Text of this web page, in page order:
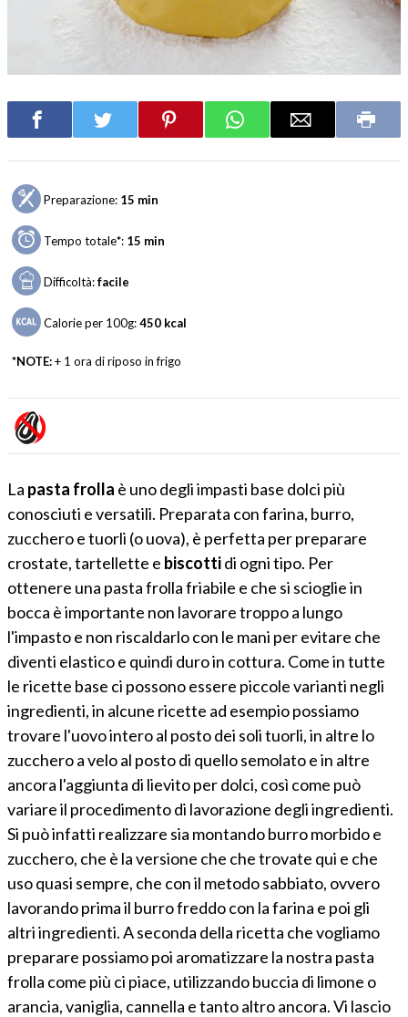
Preparazione: 15 min
Tempo totale*: 15 min
Difficoltà:facile
Calorie per 100g:450 kcal
*NOTE:+ 1 ora di riposo in frigo
La pasta frolla è uno degli impasti base dolci più
conosciuti e versatili. Preparata con farina, burro,
zucchero e tuorli (o uova), è perfetta per preparare
crostate, tartellette e biscottidi ogni tipo. Per
ottenere una pasta frolla friabile e che si scioglie in
bocca è importante non lavorare troppo a lungo
l'impasto e non riscaldarlo con le mani per evitare che
diventi elastico e quindi duro in cottura. Come in tutte
le ricette base ci possono essere piccole varianti negli
ingredienti, in alcune ricette ad esempio possiamo
trovare l'uovo intero al posto dei soli tuorli, in altre lo
zucchero a velo al posto di quello semolato e in altre
ancora l'aggiunta di lievito per dolci, così come può
variare il procedimento di lavorazione degli ingredienti.
Si può infatti realizzare sia montando burro morbido e
zucchero, che è la versione che che trovate qui e che
uso quasi sempre, che con il metodo sabbiato, ovvero
lavorando prima il burro freddo con la farina e poi gli
altri ingredienti. A seconda della ricetta che vogliamo
preparare possiamo poi aromatizzare la nostra pasta
frolla come più ci piace, utilizzando buccia di limone o
arancia, vaniglia, cannella e tanto altro ancora. Vi lascio